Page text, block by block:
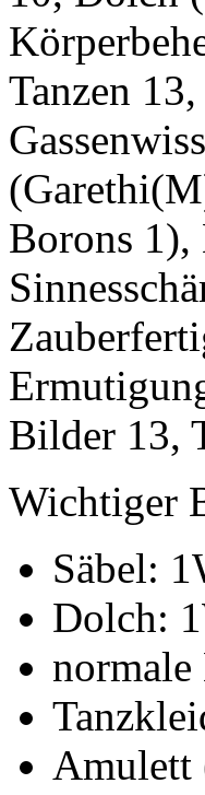
Tanzen
Borons 1),
Bilder 13,
Wichtiger
Säbel:
Dolch:
Amulett